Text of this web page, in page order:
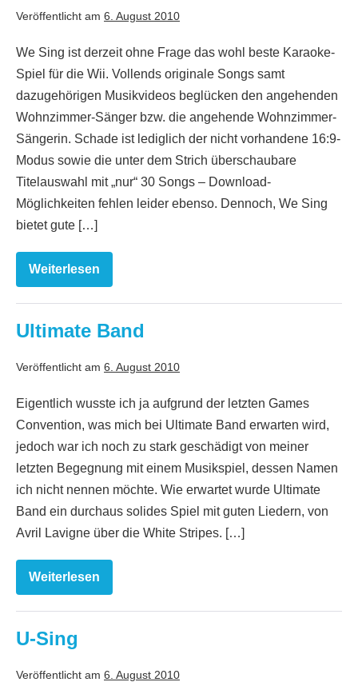
Veröffentlicht am 6. August 2010
We Sing ist derzeit ohne Frage das wohl beste Karaoke-
Spiel für die Wii. Vollends originale Songs samt
dazugehörigen Musikvideos beglücken den angehenden
Wohnzimmer-Sänger bzw. die angehende Wohnzimmer-
Sängerin. Schade ist lediglich der nicht vorhandene 16:9-
Modus sowie die unter dem Strich überschaubare
Titelauswahl mit „nur“ 30 Songs – Download-
Möglichkeiten fehlen leider ebenso. Dennoch, We Sing
bietet gute […]
Weiterlesen
We
Sing
Ultimate Band
Veröffentlicht am 6. August 2010
Eigentlich wusste ich ja aufgrund der letzten Games
Convention, was mich bei Ultimate Band erwarten wird,
jedoch war ich noch zu stark geschädigt von meiner
letzten Begegnung mit einem Musikspiel, dessen Namen
ich nicht nennen möchte. Wie erwartet wurde Ultimate
Band ein durchaus solides Spiel mit guten Liedern, von
Avril Lavigne über die White Stripes. […]
Weiterlesen
Ultimate
Band
U-Sing
Veröffentlicht am 6. August 2010